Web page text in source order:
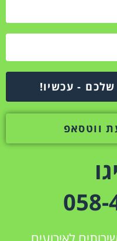
שלכם - עכשיו!
ווטסאפ
058-